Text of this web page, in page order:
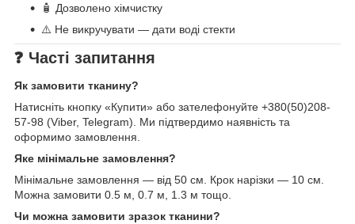
🧴 Дозволено хімчистку
⚠️ Не викручувати — дати воді стекти
❓ Часті запитання
Як замовити тканину?
Натисніть кнопку «Купити» або зателефонуйте +380(50)208-
57-98 (Viber, Telegram). Ми підтвердимо наявність та
оформимо замовлення.
Яке мінімальне замовлення?
Мінімальне замовлення — від 50 см. Крок нарізки — 10 см.
Можна замовити 0.5 м, 0.7 м, 1.3 м тощо.
Чи можна замовити зразок тканини?